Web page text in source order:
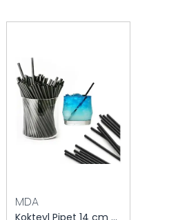
MDA
Kokteyl Pipet 14 cm 300'lü